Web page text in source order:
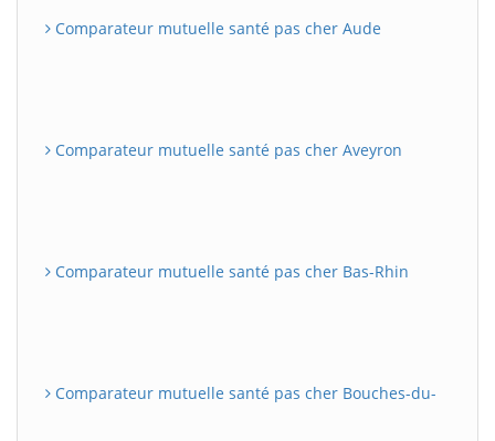
Comparateur mutuelle santé pas cher Aude
Comparateur mutuelle santé pas cher Aveyron
Comparateur mutuelle santé pas cher Bas-Rhin
Comparateur mutuelle santé pas cher Bouches-du-